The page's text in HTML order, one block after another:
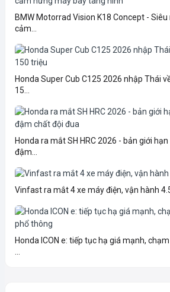
BMW Motorrad Vision K18 Concept -
cảm...
Honda Super Cub C125 2026 nhập Thái
15...
Honda ra mắt SH HRC 2026 - bản giới
đậm...
Vinfast ra mắt 4 xe máy điện, vận hành
Honda ICON e: tiếp tục hạ giá mạnh,
...